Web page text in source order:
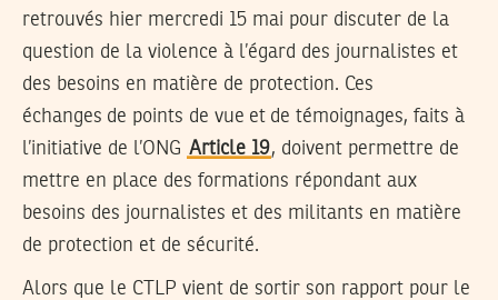
retrouvés hier mercredi 15 mai pour discuter de la
question de la violence à l’égard des journalistes et
des besoins en matière de protection. Ces
échanges de points de vue et de témoignages, faits à
l’initiative de l’ONG Article 19, doivent permettre de
mettre en place des formations répondant aux
besoins des journalistes et des militants en matière
de protection et de sécurité.
Alors que le CTLP vient de sortir son rapport pour le